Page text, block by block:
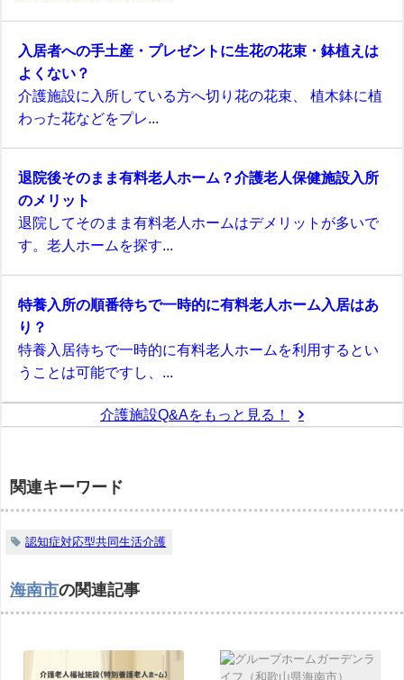
入居者への手土産・プレゼントに生花の花束・鉢植えは
よくない？
介護施設に入所している方へ切り花の花束、 植木鉢に植
わった花などをプレ...
退院後そのまま有料老人ホーム？介護老人保健施設入所
のメリット
退院してそのまま有料老人ホームはデメリットが多いで
す。老人ホームを探す...
特養入所の順番待ちで一時的に有料老人ホーム入居はあ
り？
特養入居待ちで一時的に有料老人ホームを利用するとい
うことは可能ですし、...
介護施設Q&Aをもっと見る！
関連キーワード
認知症対応型共同生活介護
海南市の関連記事